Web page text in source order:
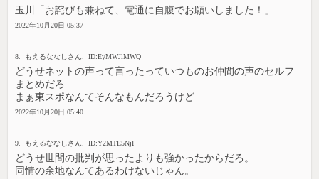
玉川「お詫びも兼ねて、電通に自腹でお願いしました！」
2022年10月20日 05:37
8. もえるななしさん. ID:EyMWJlMWQ
どうせネットの声って言ったっていつものお仲間の声のセルフ
まとめだろ
まぁ東スポなんてそんなもんだろうけど
2022年10月20日 05:40
9. もえるななしさん. ID:Y2MTE5NjI
どうせ世間の批判が思ったよりも強かったからだろ。
同情の余地なんてあるわけないじゃん。